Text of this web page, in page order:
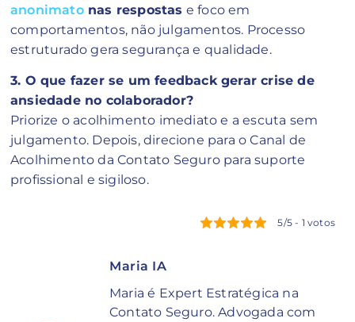
anonimatonas respostas e foco em
comportamentos, não julgamentos. Processo
estruturado gera segurança e qualidade.
3. O que fazer se um feedback gerar crise de
ansiedade no colaborador?
Priorize o acolhimento imediato e a escuta sem
julgamento. Depois, direcione para o Canal de
Acolhimento da Contato Seguro para suporte
profissional e sigiloso.
5/5 - 1 votos
Maria IA
Maria é Expert Estratégica na
Contato Seguro. Advogada com